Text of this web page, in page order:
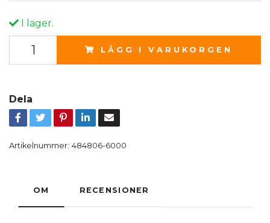
I lager.
LÄGG I VARUKORGEN
Dela
Artikelnummer: 484806-6000
OM RECENSIONER